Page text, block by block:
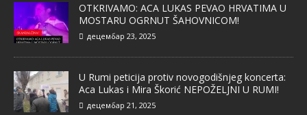
OTKRIVAMO: ACA LUKAS PEVAO HRVATIMA U
MOSTARU OGRNUT ŠAHOVNICOM!
децембар 23, 2025
U Rumi peticija protiv novogodišnjeg koncerta:
Aca Lukas i Mira Škorić NEPOŽELJNI U RUMI!
децембар 21, 2025